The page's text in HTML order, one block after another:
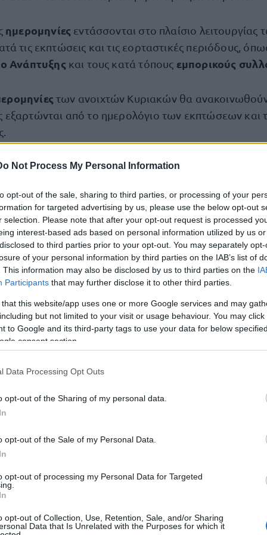
Not Process My Personal Information
opt-out of the sale, sharing to third parties, or processing of your
for targeted advertising by us, please use the below opt-out
selection. Please note that after your opt-out request is processed
interest-based ads based on personal information utilized by us
to third parties prior to your opt-out. You may separately
of your personal information by third parties on the IAB’s list of
This information may also be disclosed by us to third parties on the
Participants that may further disclose it to other third parties.
that this website/app uses one or more Google services and may
but not limited to your visit or usage behaviour. You may
to Google and its third-party tags to use your data for below
consent section.
Data Processing Opt Outs
opt-out of the Sharing of my personal data.
opt-out of the Sale of my Personal Data.
opt-out of processing my Personal Data for Targeted
opt-out of Collection, Use, Retention, Sale, and/or Sharing
Data that Is Unrelated with the Purposes for which it
ημερομηνίες εντάσσονται στο πλαίσιο λειτουργίας
τις εκπτώσεις και τις εορταστικές περιόδους,
Ανάπτυξης και τους κατά τόπους εμπορικούς
των ανοιχτών Κυριακών θα
εξαρτώνται από το ημερολόγιο των εκπτώσεων και
φέτος η Black Friday
σε ρυθμούςBlack Friday 2025, με τα καταστήματα να
και μεγάλες προσφορέςσε κάθε
στα ηλεκτρονικά σημεία πώλησης.
«πέφτει» τηνΠαρασκευή 28 Νοεμβρίου, με
απόδιαφημίσεις, emails και μηνύματαστα
να εκμεταλλευτούν τις προσφορές και τις εκπτώσεις
πλέον μετατρέψει τον Νοέμβριο σεμήνα
έγινε στις Ηνωμένες Πολιτείες, ο θεσμόςέχει πλέον
εκπτώσεις να διαρκούν
και να
μετά τη Black Friday ακολουθεί η
1 Δεκεμβρίου.
Αγγλικών σε μόνο 2 ημέρες στα χέρια